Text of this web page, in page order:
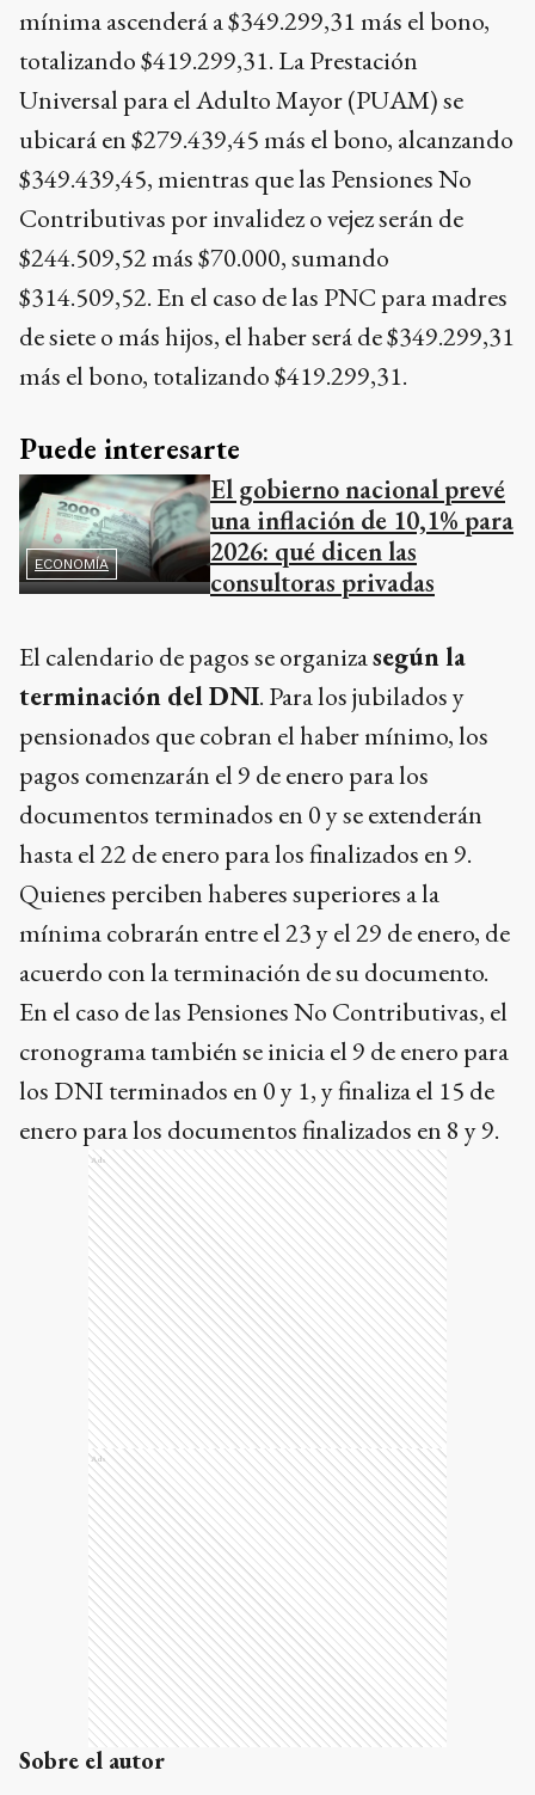
mínima ascenderá a $349.299,31 más el bono,
totalizando $419.299,31. La Prestación
Universal para el Adulto Mayor (PUAM) se
ubicará en $279.439,45 más el bono, alcanzando
$349.439,45, mientras que las Pensiones No
Contributivas por invalidez o vejez serán de
$244.509,52 más $70.000, sumando
$314.509,52. En el caso de las PNC para madres
de siete o más hijos, el haber será de $349.299,31
más el bono, totalizando $419.299,31.
Puede interesarte
ECONOMÍA
El gobierno nacional prevé
una inflación de 10,1% para
2026: qué dicen las
consultoras privadas
El calendario de pagos se organizasegún la
terminación del DNI. Para los jubilados y
pensionados que cobran el haber mínimo, los
pagos comenzarán el 9 de enero para los
documentos terminados en 0 y se extenderán
hasta el 22 de enero para los finalizados en 9.
Quienes perciben haberes superiores a la
mínima cobrarán entre el 23 y el 29 de enero, de
acuerdo con la terminación de su documento.
En el caso de las Pensiones No Contributivas, el
cronograma también se inicia el 9 de enero para
los DNI terminados en 0 y 1, y finaliza el 15 de
enero para los documentos finalizados en 8 y 9.
Ads
Ads
Sobre el autor